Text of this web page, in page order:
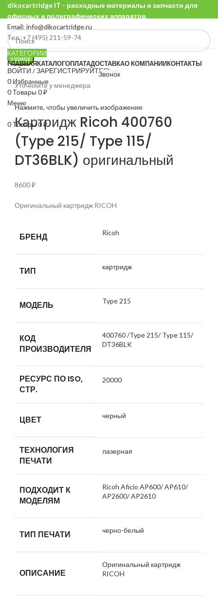
dikocartridge IT - расходные материалы и запчасти для
офисных и полиграфических аппаратов.
Email: info@dikocartridge.ru
Тел.:+7 (495) 211-59-74
Поиск
ВОЙТИ / ЗАРЕГИСТРИРУЙТЕСЬ
0 Избранные
0Товары 0₽
Меню
0Товары0₽
КАТЕГОРИИ
ГЛАВНАЯКАТАЛОГОПЛАТАДОСТАВКАО КОМПАНИИКОНТАКТЫ
Звонок
Уточняйте у менеджера
Нажмите, чтобы увеличить изображение
Картридж Ricoh 400760
(Type 215/ Type 115/
DT36BLK) оригинальный
8600₽
Оригинальный картридж RICOH
БРЕНД Ricoh
ТИП картридж
МОДЕЛЬ Type 215
КОД
ПРОИЗВОДИТЕЛЯ
400760 /Type 215/ Type 115/
DT36BLK
РЕСУРС ПО ISO,
СТР.
20000
ЦВЕТ черный
ТЕХНОЛОГИЯ
ПЕЧАТИ
лазерная
ПОДХОДИТ К
МОДЕЛЯМ
Ricoh Aficio AP600/ AP610/
AP2600/ AP2610
ТИП ПЕЧАТИ черно-белый
ОПИСАНИЕ
Оригинальный картридж
RICOH